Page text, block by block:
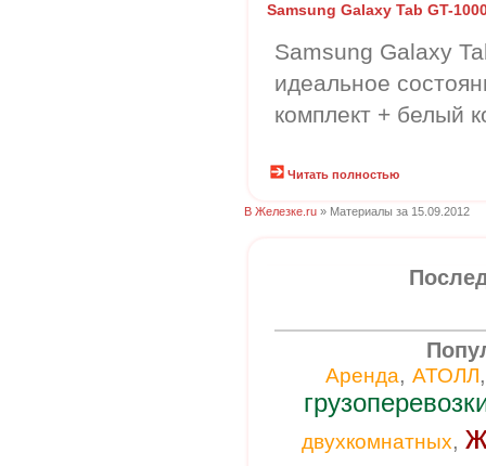
Samsung Galaxy Tab GT-
Samsung Galaxy
идеальное
комплект + белый
Читать полностью
В Железке.ru » Материалы за 15.09.2012
Аренда, АТОЛЛ
двухкомнатных,